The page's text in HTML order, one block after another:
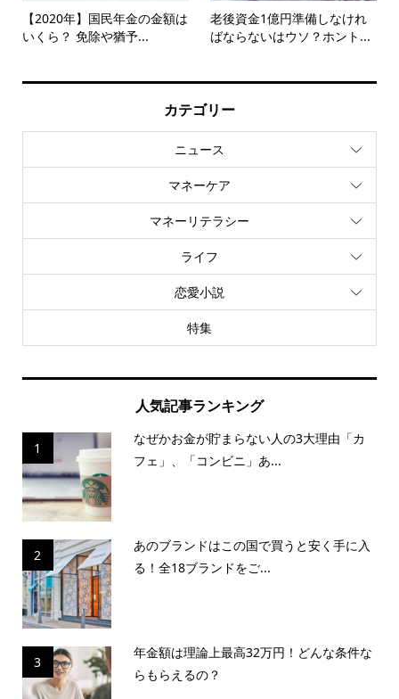
【2020年】国民年金の金額は
いくら？ 免除や猶予...
老後資金1億円準備しなけれ
ばならないはウソ？ホント...
カテゴリー
ニュース
マネーケア
マネーリテラシー
ライフ
恋愛小説
特集
人気記事ランキング
1
なぜかお金が貯まらない人の3大理由「カ
フェ」、「コンビニ」あ...
2
あのブランドはこの国で買うと安く手に入
る！全18ブランドをご...
3
年金額は理論上最高32万円！どんな条件な
らもらえるの？